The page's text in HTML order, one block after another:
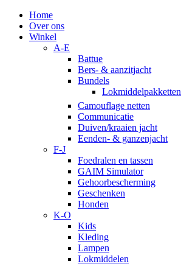
Home
Over ons
Winkel
A-E
Battue
Bers- & aanzitjacht
Bundels
Lokmiddelpakketten
Camouflage netten
Communicatie
Duiven/kraaien jacht
Eenden- & ganzenjacht
F-J
Foedralen en tassen
GAIM Simulator
Gehoorbescherming
Geschenken
Honden
K-O
Kids
Kleding
Lampen
Lokmiddelen